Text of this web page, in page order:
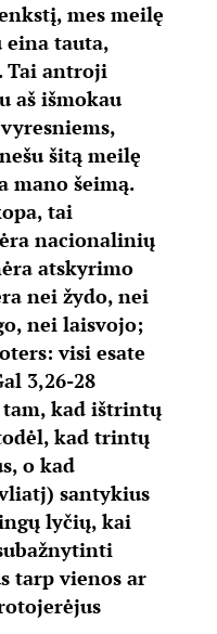
mes meilę
eina tauta,
Tai antroji
aš išmokau
šitą meilę
mano šeimą.
tai
nacionalinių
atskyrimo
nei žydo, nei
nei laisvojo;
visi esate
3,26-28
tam, kad ištrintų
kad trintų
o kad
santykius
lyčių, kai
tarp vienos ar